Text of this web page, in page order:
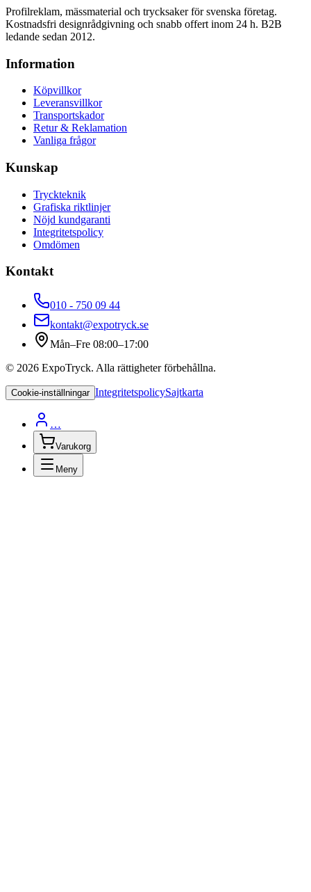
Profilreklam, mässmaterial och trycksaker för svenska företag.
Kostnadsfri designrådgivning och snabb offert inom 24 h. B2B
ledande sedan 2012.
Information
Köpvillkor
Leveransvillkor
Transportskador
Retur & Reklamation
Vanliga frågor
Kunskap
Tryckteknik
Grafiska riktlinjer
Nöjd kundgaranti
Integritetspolicy
Omdömen
Kontakt
010 - 750 09 44
kontakt@expotryck.se
Mån–Fre 08:00–17:00
© 2026 ExpoTryck. Alla rättigheter förbehållna.
Cookie-inställningar IntegritetspolicySajtkarta
…
Varukorg
Meny